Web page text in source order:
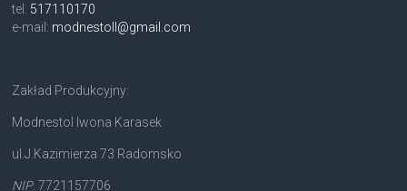
tel. 517110170
e-mail: modnestoll@gmail.com
Zakład Produkcyjny:
Modnestol Iwona Karasek
ul.J.Kazimierza 73 Radomsko
NIP. 7721157706